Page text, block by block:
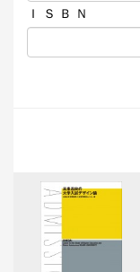
Ｉ Ｓ Ｂ Ｎ